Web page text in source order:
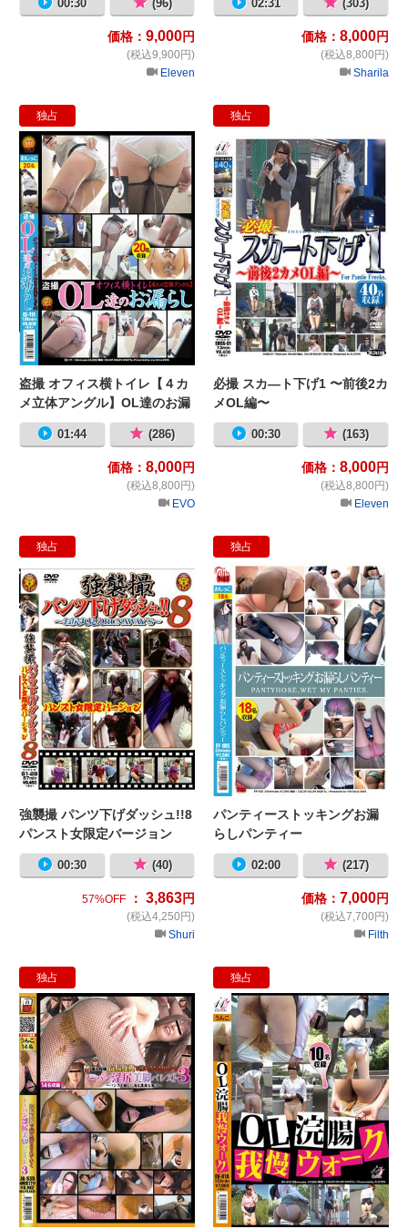
00:30 (96)
価格： 9,000円
(税込9,900円)
Eleven
02:31 (303)
価格： 8,000円
(税込8,800円)
Sharila
独占
盗撮 オフィス横トイレ【４カ
メ立体アングル】OL達のお漏
らし
01:44 (286)
価格： 8,000円
(税込8,800円)
EVO
独占
必撮 スカ―ト下げ1 〜前後2カ
メOL編〜
00:30 (163)
価格： 8,000円
(税込8,800円)
Eleven
独占
強襲撮 パンツ下げダッシュ!!8 パン
強襲撮 パンツ下げダッシュ!!8
パンスト女限定バージョン
00:30 (40)
57%OFF ： 3,863円
(税込4,250円)
Shuri
独占
パンティーストッキングお漏
らしパンティー
02:00 (217)
価格： 7,000円
(税込7,700円)
Filth
独占
素人投稿 浣腸脱糞で穢れ満たされ
独占